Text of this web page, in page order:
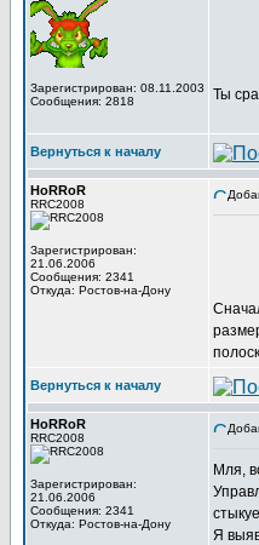
Зарегистрирован: 08.11.2003
Сообщения: 2818
Ты
Вернуться к началу
HoRRoR
RRC2008
Зарегистрирован:
21.06.2006
Сообщения: 2341
Откуда: Ростов-на-Дону
Вернуться к началу
HoRRoR
RRC2008
Зарегистрирован:
21.06.2006
Сообщения: 2341
Откуда: Ростов-на-Дону
Мля,
Я